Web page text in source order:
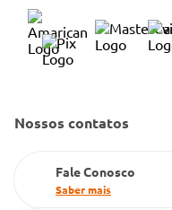
Código de Conduta
Política de Reembolso
Fale Conosco
Condeclin
Convênio Conlife
Farmacia popular
Cartão Grupo Conde
Nossos contatos
Fale Conosco
Saber mais